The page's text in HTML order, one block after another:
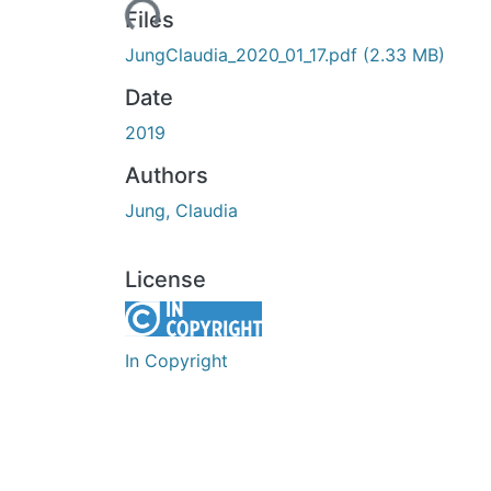
Loading...
Files
JungClaudia_2020_01_17.pdf (2.33 MB)
Date
2019
Authors
Jung, Claudia
License
In Copyright